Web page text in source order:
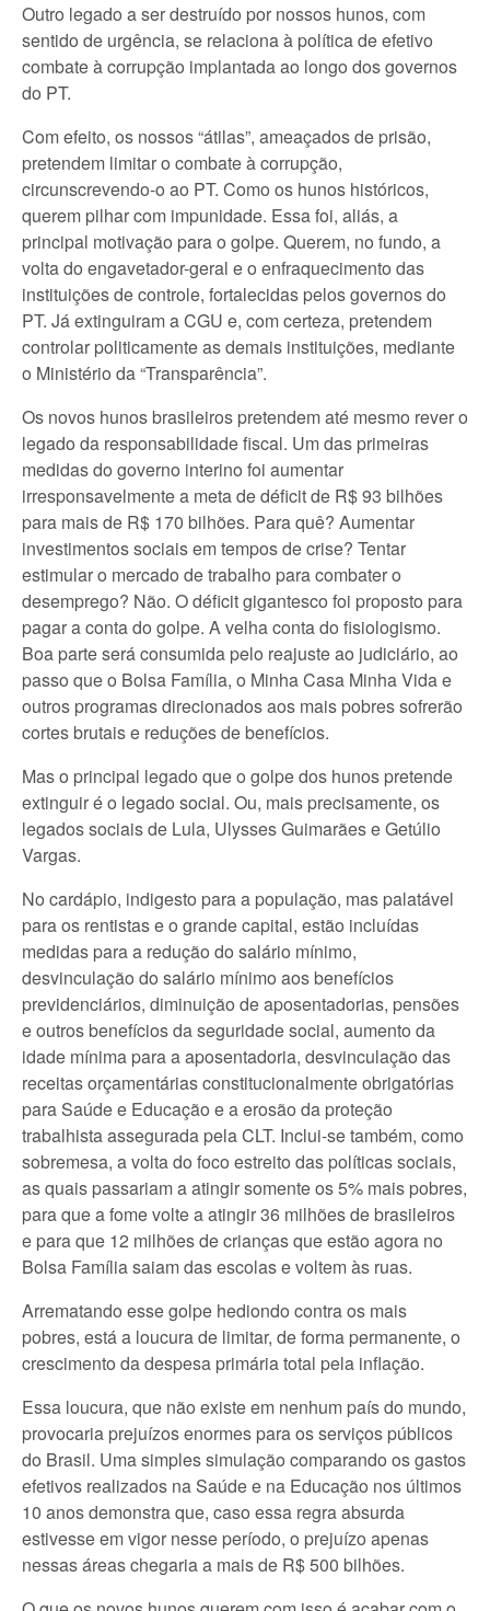
Outro legado a ser destruído por nossos hunos, com
sentido de urgência, se relaciona à política de efetivo
combate à corrupção implantada ao longo dos governos
do PT.
Com efeito, os nossos “átilas”, ameaçados de prisão,
pretendem limitar o combate à corrupção,
circunscrevendo-o ao PT. Como os hunos históricos,
querem pilhar com impunidade. Essa foi, aliás, a
principal motivação para o golpe. Querem, no fundo, a
volta do engavetador-geral e o enfraquecimento das
instituições de controle, fortalecidas pelos governos do
PT. Já extinguiram a CGU e, com certeza, pretendem
controlar politicamente as demais instituições, mediante
o Ministério da “Transparência”.
Os novos hunos brasileiros pretendem até mesmo rever o
legado da responsabilidade fiscal. Um das primeiras
medidas do governo interino foi aumentar
irresponsavelmente a meta de déficit de R$ 93 bilhões
para mais de R$ 170 bilhões. Para quê? Aumentar
investimentos sociais em tempos de crise? Tentar
estimular o mercado de trabalho para combater o
desemprego? Não. O déficit gigantesco foi proposto para
pagar a conta do golpe. A velha conta do fisiologismo.
Boa parte será consumida pelo reajuste ao judiciário, ao
passo que o Bolsa Família, o Minha Casa Minha Vida e
outros programas direcionados aos mais pobres sofrerão
cortes brutais e reduções de benefícios.
Mas o principal legado que o golpe dos hunos pretende
extinguir é o legado social. Ou, mais precisamente, os
legados sociais de Lula, Ulysses Guimarães e Getúlio
Vargas.
No cardápio, indigesto para a população, mas palatável
para os rentistas e o grande capital, estão incluídas
medidas para a redução do salário mínimo,
desvinculação do salário mínimo aos benefícios
previdenciários, diminuição de aposentadorias, pensões
e outros benefícios da seguridade social, aumento da
idade mínima para a aposentadoria, desvinculação das
receitas orçamentárias constitucionalmente obrigatórias
para Saúde e Educação e a erosão da proteção
trabalhista assegurada pela CLT. Inclui-se também, como
sobremesa, a volta do foco estreito das políticas sociais,
as quais passariam a atingir somente os 5% mais pobres,
para que a fome volte a atingir 36 milhões de brasileiros
e para que 12 milhões de crianças que estão agora no
Bolsa Família saiam das escolas e voltem às ruas.
Arrematando esse golpe hediondo contra os mais
pobres, está a loucura de limitar, de forma permanente, o
crescimento da despesa primária total pela inflação.
Essa loucura, que não existe em nenhum país do mundo,
provocaria prejuízos enormes para os serviços públicos
do Brasil. Uma simples simulação comparando os gastos
efetivos realizados na Saúde e na Educação nos últimos
10 anos demonstra que, caso essa regra absurda
estivesse em vigor nesse período, o prejuízo apenas
nessas áreas chegaria a mais de R$ 500 bilhões.